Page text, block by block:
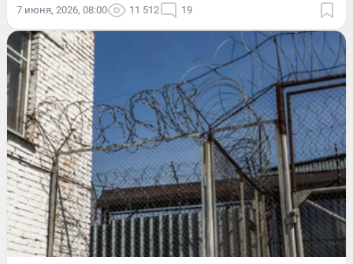
7 июня, 2026, 08:00 11 512 19